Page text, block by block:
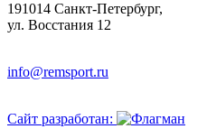
191014 Санкт-Петербург,
ул. Восстания 12
info@remsport.ru
Сайт разработан: